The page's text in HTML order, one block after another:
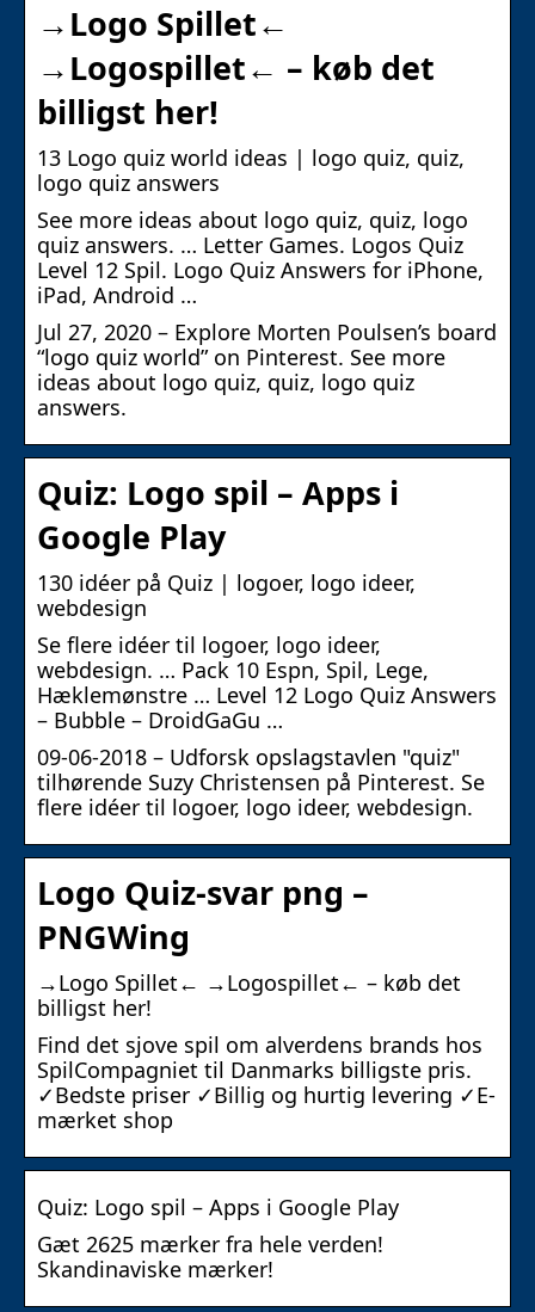
→Logo Spillet←
→Logospillet← – køb det
billigst her!
13 Logo quiz world ideas | logo quiz, quiz,
logo quiz answers
See more ideas about logo quiz, quiz, logo
quiz answers. … Letter Games. Logos Quiz
Level 12 Spil. Logo Quiz Answers for iPhone,
iPad, Android …
Jul 27, 2020 – Explore Morten Poulsen’s board
“logo quiz world” on Pinterest. See more
ideas about logo quiz, quiz, logo quiz
answers.
Quiz: Logo spil – Apps i
Google Play
130 idéer på Quiz | logoer, logo ideer,
webdesign
Se flere idéer til logoer, logo ideer,
webdesign. … Pack 10 Espn, Spil, Lege,
Hæklemønstre … Level 12 Logo Quiz Answers
– Bubble – DroidGaGu …
09-06-2018 – Udforsk opslagstavlen "quiz"
tilhørende Suzy Christensen på Pinterest. Se
flere idéer til logoer, logo ideer, webdesign.
Logo Quiz-svar png –
PNGWing
→Logo Spillet← →Logospillet← – køb det
billigst her!
Find det sjove spil om alverdens brands hos
SpilCompagniet til Danmarks billigste pris.
✓Bedste priser ✓Billig og hurtig levering ✓E-
mærket shop
Quiz: Logo spil – Apps i Google Play
Gæt 2625 mærker fra hele verden!
Skandinaviske mærker!